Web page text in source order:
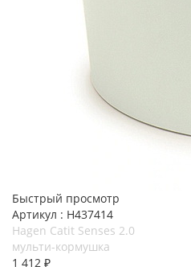
Быстрый просмотр
Артикул : H437414
Hagen Catit Senses 2.0
мульти-кормушка
1 412 ₽